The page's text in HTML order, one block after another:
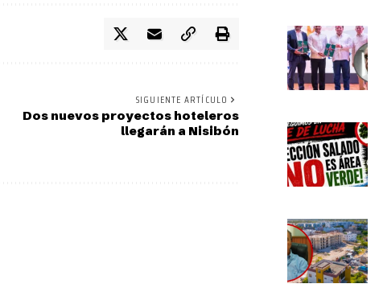
SIGUIENTE ARTÍCULO
Dos nuevos proyectos hoteleros
llegarán a Nisibón